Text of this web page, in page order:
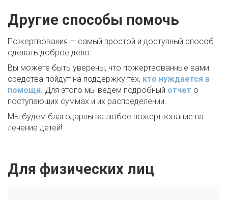
Другие способы помочь
Пожертвования — самый простой и доступный способ
сделать доброе дело.
Вы можете быть уверены, что пожертвованные вами
средства пойдут на поддержку тех, кто нуждается в
помощи. Для этого мы ведем подробный отчет о
поступающих суммах и их распределении.
Мы будем благодарны за любое пожертвование на
лечение детей!
Для физических лиц